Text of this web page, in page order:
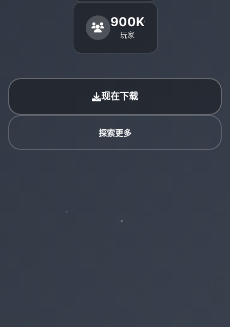
900K
玩家
现在下载
探索更多